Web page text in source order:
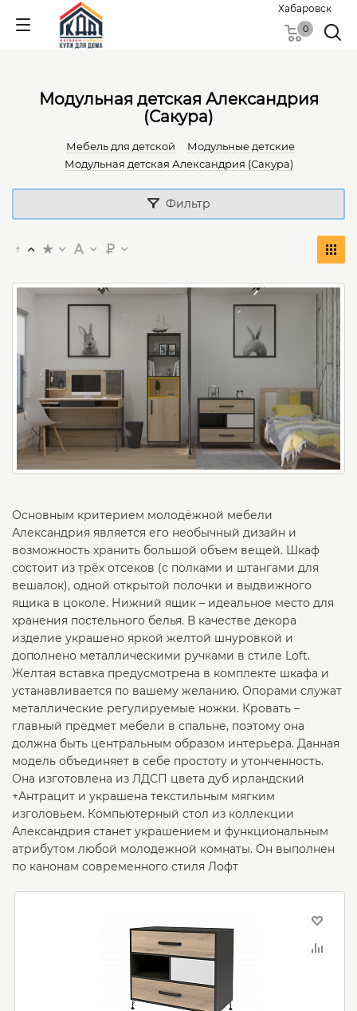
Хабаровск
0
Модульная детская Александрия
(Сакура)
Мебель для детской
Модульные детские
Модульная детская Александрия (Сакура)
Фильтр
Основным критерием молодёжной мебели
Александрия является его необычный дизайн и
возможность хранить большой объем вещей. Шкаф
состоит из трёх отсеков (с полками и штангами для
вешалок), одной открытой полочки и выдвижного
ящика в цоколе. Нижний ящик – идеальное место для
хранения постельного белья. В качестве декора
изделие украшено яркой желтой шнуровкой и
дополнено металлическими ручками в стиле Loft.
Желтая вставка предусмотрена в комплекте шкафа и
устанавливается по вашему желанию. Опорами служат
металлические регулируемые ножки. Кровать –
главный предмет мебели в спальне, поэтому она
должна быть центральным образом интерьера. Данная
модель объединяет в себе простоту и утонченность.
Она изготовлена из ЛДСП цвета дуб ирландский
+Антрацит и украшена текстильным мягким
изголовьем. Компьютерный стол из коллекции
Александрия станет украшением и функциональным
атрибутом любой молодежной комнаты. Он выполнен
по канонам современного стиля Лофт